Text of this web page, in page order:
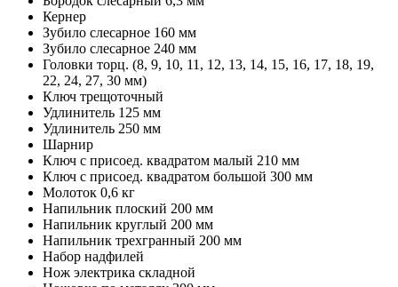
Кернер
Зубило слесарное 160 мм
Зубило слесарное 240 мм
Головки торц. (8, 9, 10, 11, 12, 13, 14, 15, 16, 17, 18, 19,
22, 24, 27, 30 мм)
Ключ трещоточный
Удлинитель 125 мм
Удлинитель 250 мм
Шарнир
Ключ с присоед. квадратом малый 210 мм
Ключ с присоед. квадратом большой 300 мм
Молоток 0,6 кг
Напильник плоский 200 мм
Напильник круглый 200 мм
Напильник трехгранный 200 мм
Набор надфилей
Нож электрика складной